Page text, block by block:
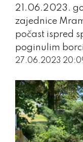
21.06.2023.
zajednice
počast ispred
poginulim
27.06.2023
POSTANI ČLAN